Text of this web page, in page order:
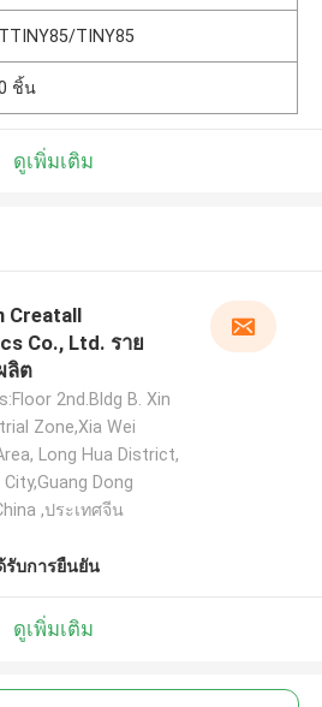
TINY85
ชิ้น
ดูเพิ่มเติม
Creatall
Co., Ltd. ราย
ลิต
2nd.Bldg B. Xin
Zone,Xia Wei
Long Hua District,
Dong
,ประเทศจีน
รับการยืนยัน
ดูเพิ่มเติม